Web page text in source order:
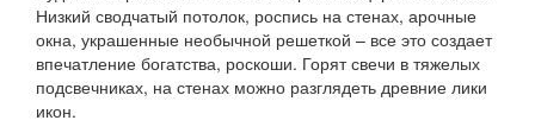
Низкий сводчатый потолок, роспись на стенах, арочные
окна, украшенные необычной решеткой – все это создает
впечатление богатства, роскоши. Горят свечи в тяжелых
подсвечниках, на стенах можно разглядеть древние лики
икон.